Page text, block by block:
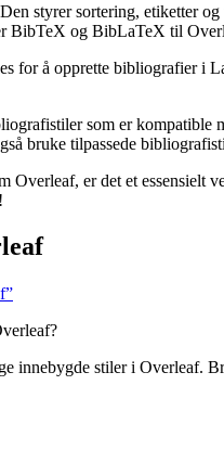
styrer sortering, etiketter
BibTeX og BibLaTeX til
for å opprette bibliografier i
som er
bruke tilpassede
Overleaf, er det et
innebygde stiler i Overleaf.